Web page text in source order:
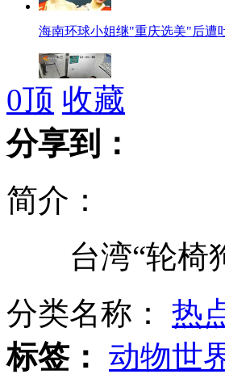
海南环球小姐继"重庆选美"后遭
监控拍下两男四女殴打超市员工
叙军方称将严惩袭击制造者
小偷入室行窃 主人在家却未察觉
0顶 收藏
分享到：
简介：
台湾“轮椅狗
分类名称： 热
标签： 动物世